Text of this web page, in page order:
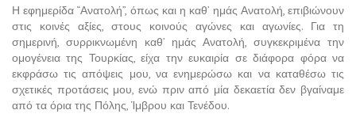
Η εφημερίδα “Ανατολή”, όπως και η καθ’ ημάς Ανατολή, επιβιώνουν
στις κοινές αξίες, στους κοινούς αγώνες και αγωνίες. Για τη
σημερινή, συρρικνωμένη καθ’ ημάς Ανατολή, συγκεκριμένα την
ομογένεια της Τουρκίας, είχα την ευκαιρία σε διάφορα φόρα να
εκφράσω τις απόψεις μου, να ενημερώσω και να καταθέσω τις
σχετικές προτάσεις μου, ενώ πριν από μία δεκαετία δεν βγαίναμε
από τα όρια της Πόλης, Ίμβρου και Τενέδου.